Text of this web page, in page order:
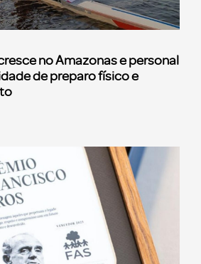
no Amazonas e personal
de preparo físico e